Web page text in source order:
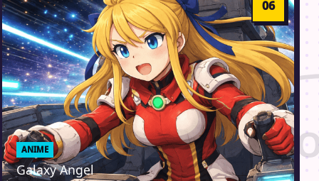
ANIME
Galaxy Angel